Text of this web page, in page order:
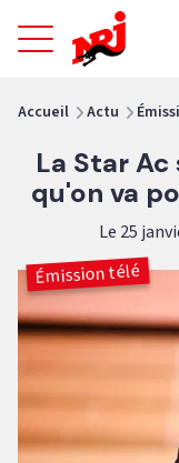
NRJ -
Accueil Actu
La Star
qu'on va
Le 25
Émission télé